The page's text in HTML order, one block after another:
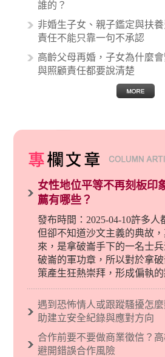
誰的？
非婚生子女、親子鑑定與扶
責任不能只靠一句不承認
高齡父母再婚，子女為什麼
與照顧責任都要說清楚
女性地位平等不再刻板印
薦有哪些？
發布時間：2025-04-10許多人
但卻不知道沙文主義的典故
來，是拿破崙手下的一名士
破崙的軍功章，所以對於拿
策產生狂熱崇拜，形成偏執
義後來就被拿來暗指偏見和歧
義傾向的人，通常對於自己
烈的卓越感，因而瞧不起其他
現了男性沙文…
遇到恐怖情人或跟蹤騷擾怎
助建立安全紀錄與應對方向
合作前要不要做商業徵信？
避開錯誤合作風險